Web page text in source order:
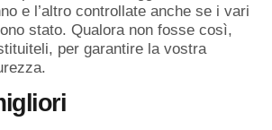
e l’altro controllate anche se i vari
stato. Qualora non fosse così,
per garantire la vostra